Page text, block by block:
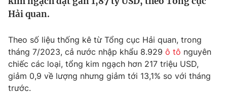
Tin tức
Thế giới đó đây
Câu chuyện quốc tế
Tài chính
Thị trường
Góc doanh nghiệp
Dữ liệu và đời sống
Truyền hình
Hải quan.
Theo số liệu thống kê từ Tổng cục Hải quan, trong
tháng 7/2023, cả nước nhập khẩu 8.929 ô tô nguyên
chiếc các loại, tổng kim ngạch hơn 217 triệu USD,
giảm 0,9 về lượng nhưng giảm tới 13,1% so với tháng
trước.